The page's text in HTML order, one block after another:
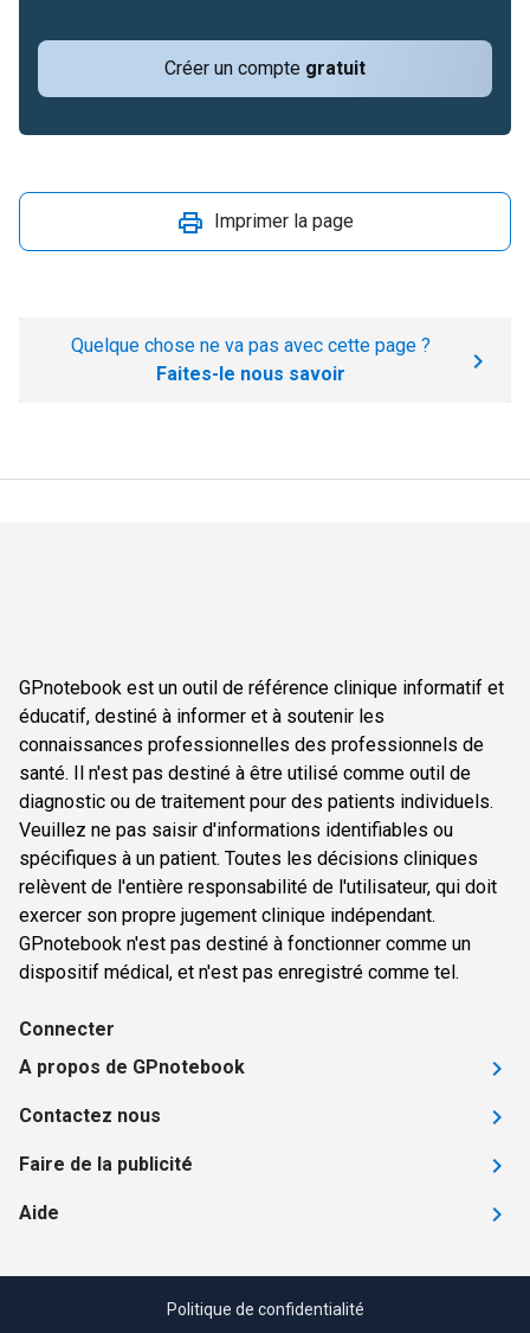
Créer un compte gratuit
Imprimer la page
Quelque chose ne va pas avec cette page ?
Faites-le nous savoir
GPnotebook est un outil de référence clinique informatif et
éducatif, destiné à informer et à soutenir les
connaissances professionnelles des professionnels de
santé. Il n'est pas destiné à être utilisé comme outil de
diagnostic ou de traitement pour des patients individuels.
Veuillez ne pas saisir d'informations identifiables ou
spécifiques à un patient. Toutes les décisions cliniques
relèvent de l'entière responsabilité de l'utilisateur, qui doit
exercer son propre jugement clinique indépendant.
GPnotebook n'est pas destiné à fonctionner comme un
dispositif médical, et n'est pas enregistré comme tel.
Connecter
A propos de GPnotebook
Contactez nous
Faire de la publicité
Aide
Politique de confidentialité